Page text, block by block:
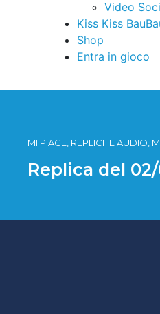
Video
Kiss Kiss
Shop
Entra in gioco
MI PIACE, REPLICHE AUDIO,
Replica del